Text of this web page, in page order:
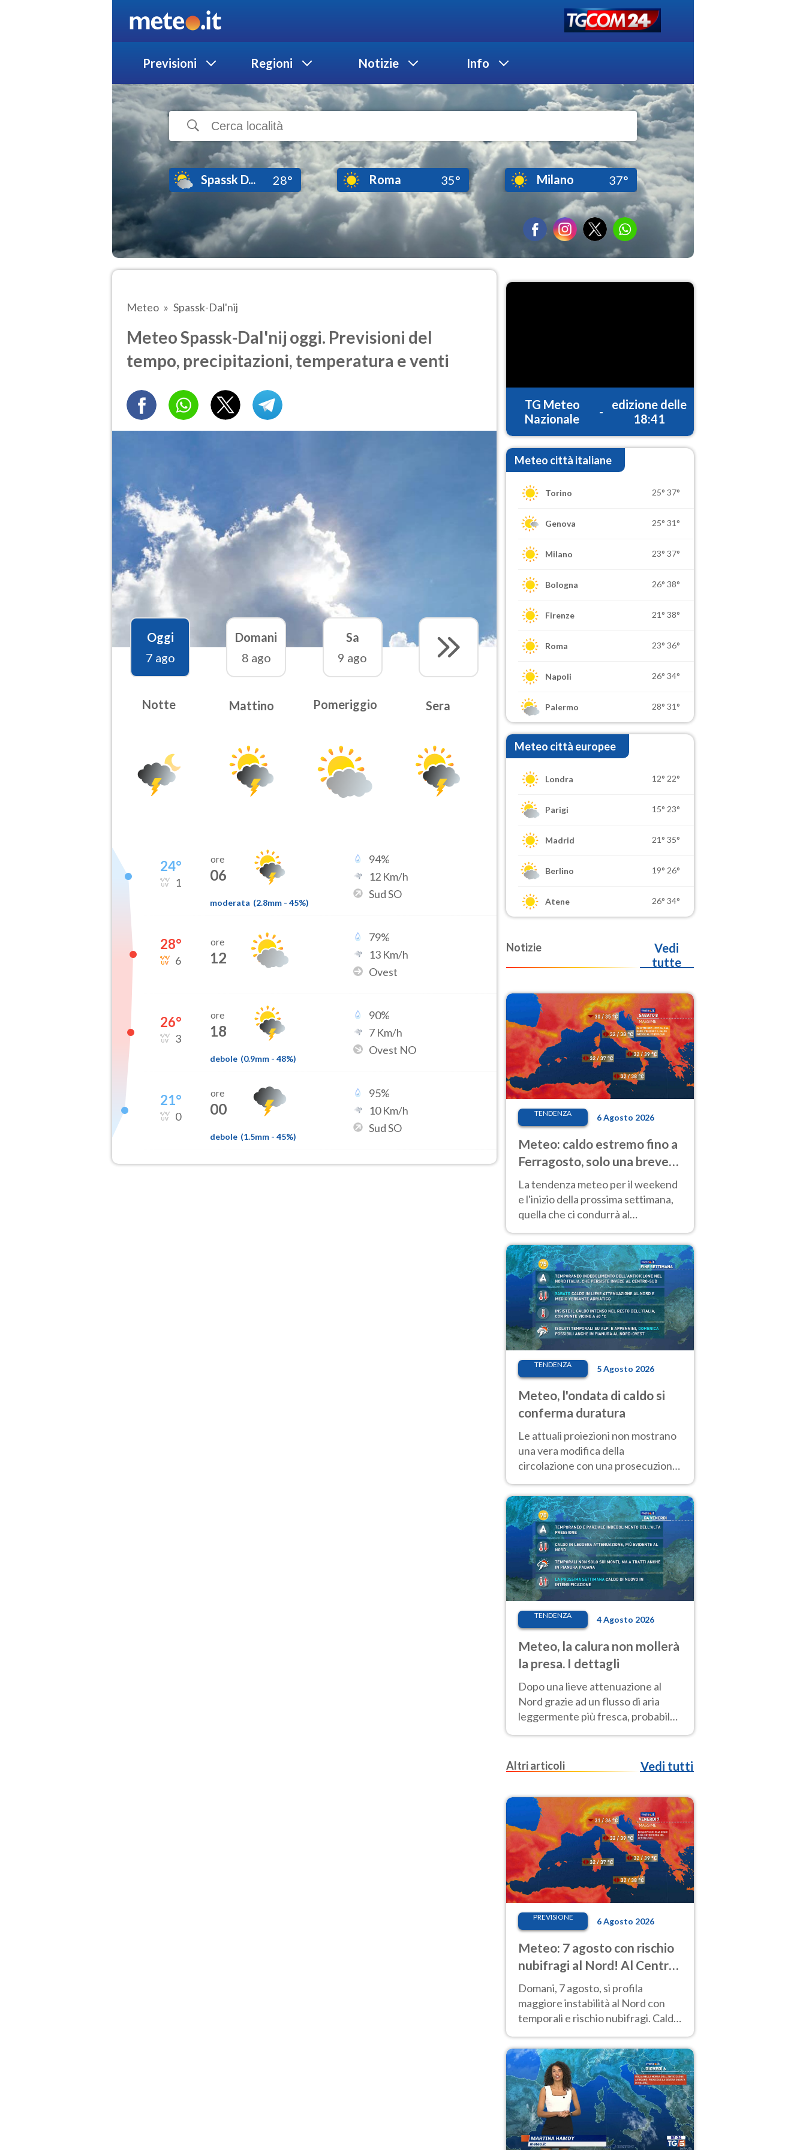
Previsioni Regioni Notizie Info
Spassk D... 28° Roma 35° Milano 37°
Meteo Spassk-Dal'nij
Meteo Spassk-Dal'nij oggi. Previsioni del
tempo, precipitazioni, temperatura e venti
Oggi
7 ago
Domani
8 ago
Sa
9 ago
Notte Mattino Pomeriggio Sera
24°
1
ore
06
moderata (2.8mm - 45%)
94%
12 Km/h
Sud SO
28°
6
ore
12
79%
13 Km/h
Ovest
26°
3
ore
18
debole (0.9mm - 48%)
90%
7 Km/h
Ovest NO
21°
0
ore
00
debole (1.5mm - 45%)
95%
10Km/h
Sud SO
TG Meteo
Nazionale
-
edizione delle
18:41
Meteo città italiane
Torino 25° 37°
Genova 25° 31°
Milano 23° 37°
Bologna 26° 38°
Firenze 21° 38°
Roma 23° 36°
Napoli 26° 34°
Palermo 28° 31°
Meteo città europee
Londra 12° 22°
Parigi 15° 23°
Madrid 21° 35°
Berlino 19° 26°
Atene 26° 34°
Notizie
Vedi
tutte
TENDENZA 6 Agosto 2026
Meteo: caldo estremo fino a
Ferragosto, solo una breve
pausa. Ecco dove
La tendenza meteo per il weekend
e l'inizio della prossima settimana,
quella che ci condurrà al
temperature molto elevate
TENDENZA 5 Agosto 2026
Meteo, l'ondata di caldo si
conferma duratura
Le attuali proiezioni non mostrano
una vera modifica della
circolazione con una prosecuzione
giorni, compresa la settimana di
Ferragosto
TENDENZA 4 Agosto 2026
Meteo, la calura non mollerà
la presa. I dettagli
Dopo una lieve attenuazione al
Nord grazie ad un flusso di aria
leggermente più fresca, probabile
nuovo rinforzo dell’anticiclone
Altri articoli
Vedi tutti
PREVISIONE 6 Agosto 2026
Meteo: 7 agosto con rischio
nubifragi al Nord! Al Centro-
Sud caldo estremo
Domani, 7 agosto, si profila
maggiore instabilità al Nord con
temporali e rischio nubifragi. Caldo
previsioni.